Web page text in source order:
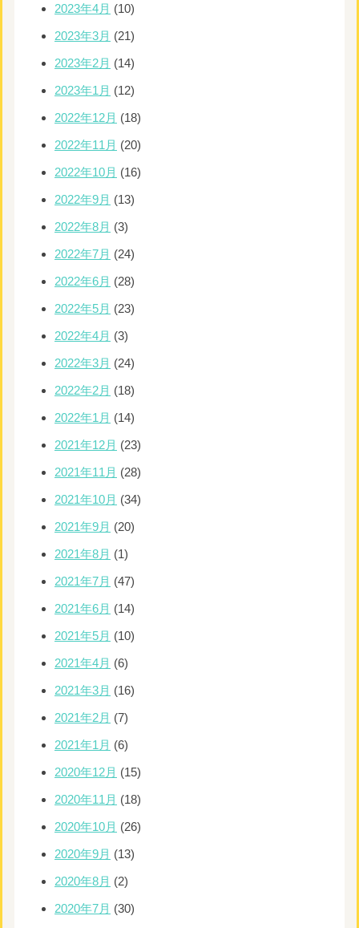
2023年4月 (10)
2023年3月 (21)
2023年2月 (14)
2023年1月 (12)
2022年12月 (18)
2022年11月 (20)
2022年10月 (16)
2022年9月 (13)
2022年8月 (3)
2022年7月 (24)
2022年6月 (28)
2022年5月 (23)
2022年4月 (3)
2022年3月 (24)
2022年2月 (18)
2022年1月 (14)
2021年12月 (23)
2021年11月 (28)
2021年10月 (34)
2021年9月 (20)
2021年8月 (1)
2021年7月 (47)
2021年6月 (14)
2021年5月 (10)
2021年4月 (6)
2021年3月 (16)
2021年2月 (7)
2021年1月 (6)
2020年12月 (15)
2020年11月 (18)
2020年10月 (26)
2020年9月 (13)
2020年8月 (2)
2020年7月 (30)